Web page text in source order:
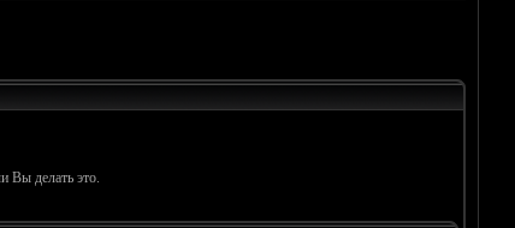
Вы делать это.